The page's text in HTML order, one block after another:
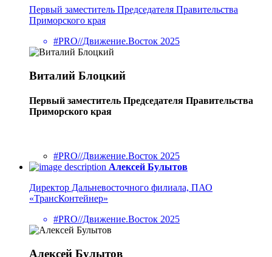
Первый заместитель Председателя Правительства
Приморского края
#PRO//Движение.Восток 2025
Виталий Блоцкий
Первый заместитель Председателя Правительства
Приморского края
#PRO//Движение.Восток 2025
Алексей Булытов
Директор Дальневосточного филиала, ПАО
«ТрансКонтейнер»
#PRO//Движение.Восток 2025
Алексей Булытов